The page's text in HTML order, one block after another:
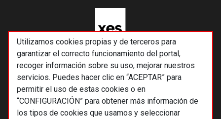
Utilizamos cookies propias y de terceros para
garantizar el correcto funcionamiento del portal,
recoger información sobre su uso, mejorar nuestros
servicios. Puedes hacer clic en “ACEPTAR” para
permitir el uso de estas cookies o en
“CONFIGURACIÓN” para obtener más información de
los tipos de cookies que usamos y seleccionar